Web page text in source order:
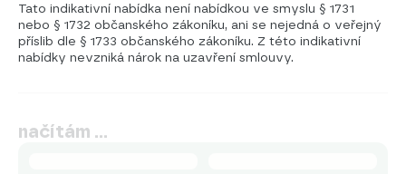
Tato indikativní nabídka není nabídkou ve smyslu § 1731
nebo § 1732 občanského zákoníku, ani se nejedná o veřejný
příslib dle § 1733 občanského zákoníku. Z této indikativní
nabídky nevzniká nárok na uzavření smlouvy.
načítám …